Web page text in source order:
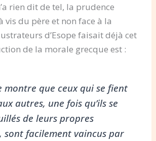
rien dit de tel, la prudence
vis du père et non face à la
d’Esope faisait déjà cet
de la morale grecque est :
montre que ceux qui se fient
autres, une fois qu’ils se
de leurs propres
sont facilement vaincus par